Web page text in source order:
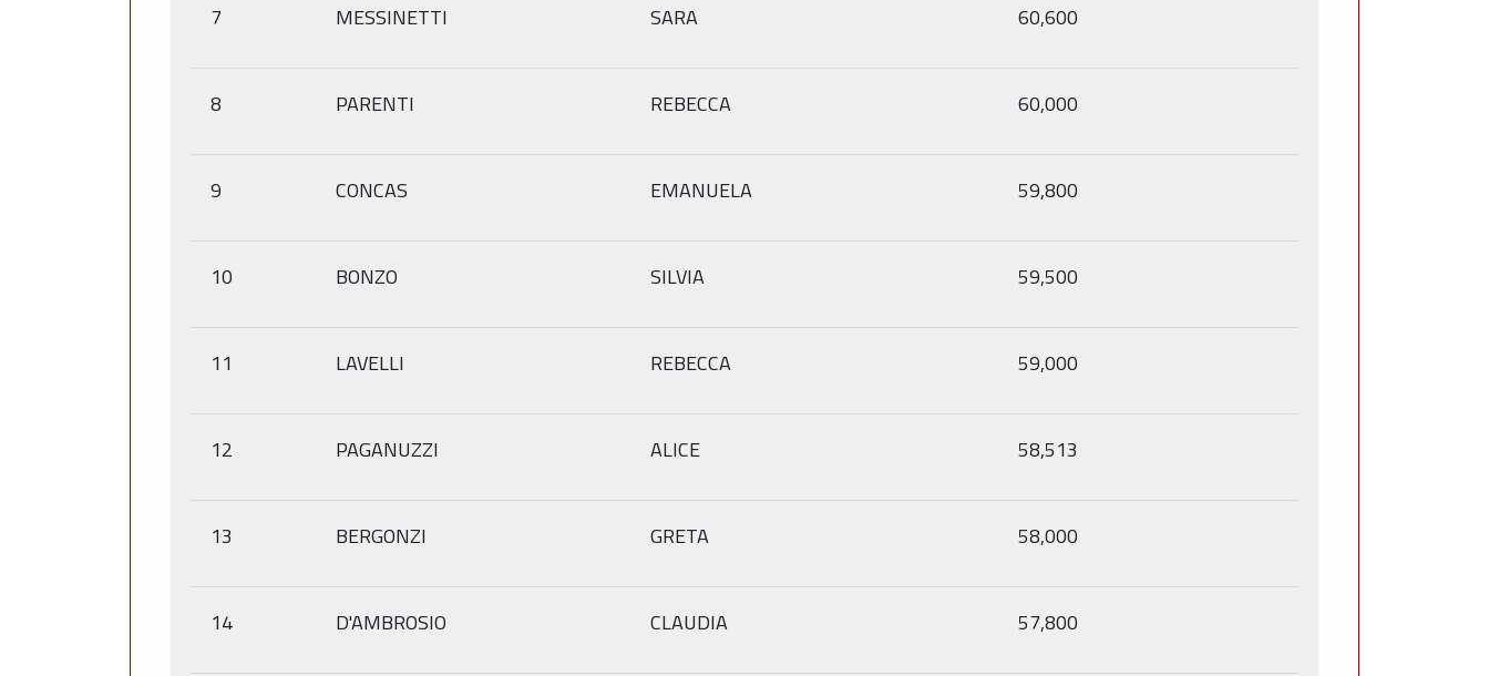
7 MESSINETTI SARA 60,600
8 PARENTI REBECCA 60,000
9 CONCAS EMANUELA 59,800
10 BONZO SILVIA 59,500
11 LAVELLI REBECCA 59,000
12 PAGANUZZI ALICE 58,513
13 BERGONZI GRETA 58,000
14 D'AMBROSIO CLAUDIA 57,800